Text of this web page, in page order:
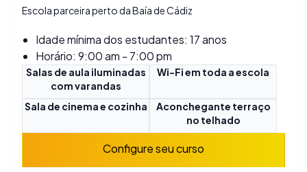
Escola parceira perto da Baía de Cádiz
Idade mínima dos estudantes: 17 anos
Horário: 9:00 am - 7:00 pm
Salas de aula iluminadas
com varandas
Wi-Fi em toda a escola
Sala de cinema e cozinha
Aconchegante terraço
no telhado
Configure seu curso